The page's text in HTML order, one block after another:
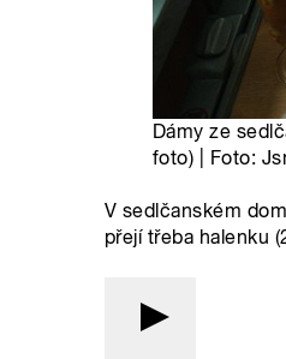
Dámy ze
foto) | Foto:
V sedlčanském
přejí třeba halenku